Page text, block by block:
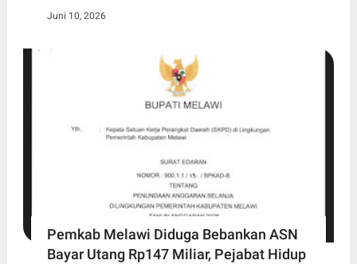
Juni 10, 2026
Pemkab Melawi Diduga Bebankan ASN
Bayar Utang Rp147 Miliar, Pejabat Hidup